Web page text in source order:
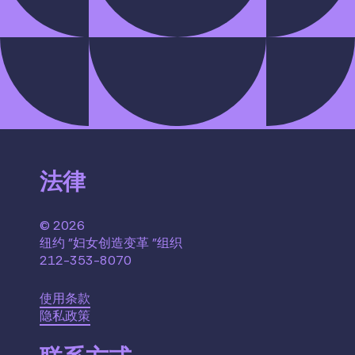
法律
© 2026
纽约 "妇女创造变革 "组织
212-353-8070
使用条款
隐私政策